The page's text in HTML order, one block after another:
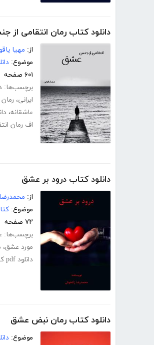
دانلود کتاب رمان انتقامی
از: مهیا
موضوع:
۶۰۱ صفحه
برچسب‌ها:
ایرانی،
عاشقانه،
اف رمان
دانلود کتاب درود بر عشق
از:
موضوع:
۷۲ صفحه
برچسب‌ها:
مورد عشق،
دانلود pdf کتاب درود بر عشق
دانلود کتاب رمان نبض عشق
موضوع: